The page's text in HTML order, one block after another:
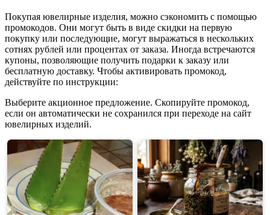
Покупая ювелирные изделия, можно сэкономить с помощью
промокодов. Они могут быть в виде скидки на первую
покупку или последующие, могут выражаться в нескольких
сотнях рублей или процентах от заказа. Иногда встречаются
купоны, позволяющие получить подарки к заказу или
бесплатную доставку. Чтобы активировать промокод,
действуйте по инструкции:
Выберите акционное предложение. Скопируйте промокод,
если он автоматически не сохранился при переходе на сайт
ювелирных изделий.